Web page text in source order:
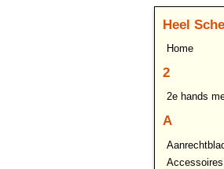
Heel
Home
2
2e hands
A
Accessoires